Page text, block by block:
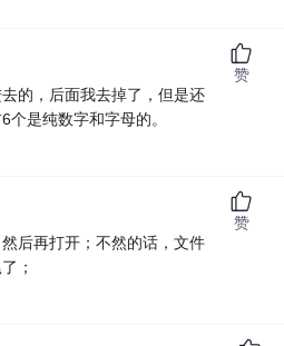
的，后面我去掉了，但是还
个是纯数字和字母的。
赞
后再打开；不然的话，文件
；
赞